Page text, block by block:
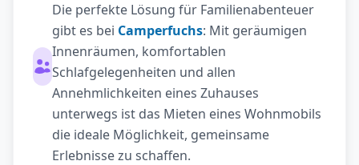
Die perfekte Lösung für Familienabenteuer
gibt es bei Camperfuchs: Mit geräumigen
Innenräumen, komfortablen
Schlafgelegenheiten und allen
Annehmlichkeiten eines Zuhauses
unterwegs ist das Mieten eines Wohnmobils
die ideale Möglichkeit, gemeinsame
Erlebnisse zu schaffen.